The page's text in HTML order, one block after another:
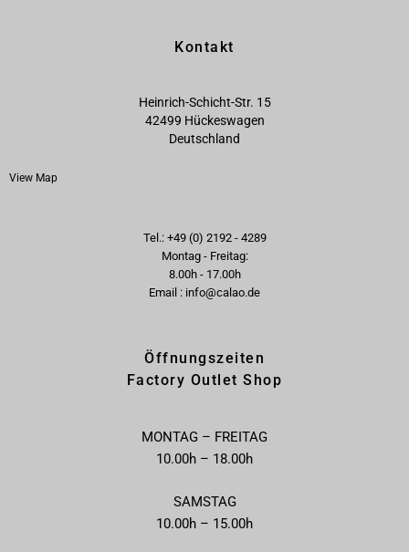
Kontakt
Heinrich-Schicht-Str. 15
42499 Hückeswagen
Deutschland
View Map
Tel.: +49 (0) 2192 - 4289
Montag - Freitag:
8.00h - 17.00h
Email : info@calao.de
Öffnungszeiten
Factory Outlet Shop
MONTAG – FREITAG
10.00h – 18.00h
SAMSTAG
10.00h – 15.00h